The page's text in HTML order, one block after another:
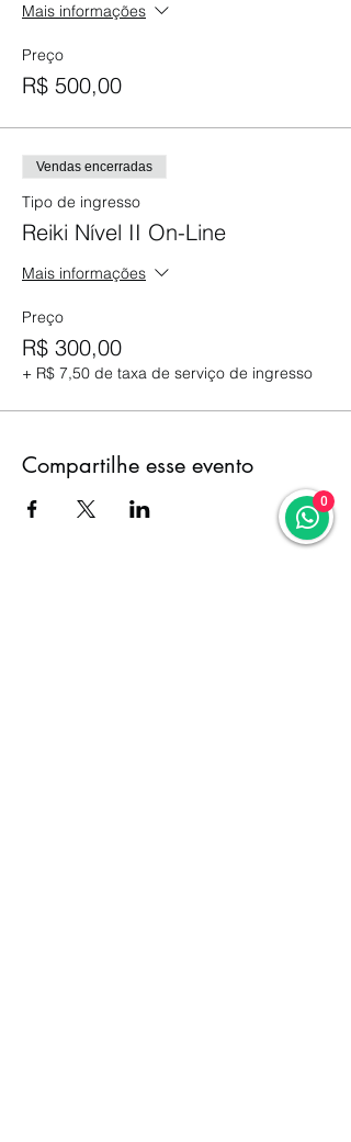
Mais informações
Preço
R$ 500,00
Vendas encerradas
Tipo de ingresso
Reiki Nível II On-Line
Mais informações
Preço
R$ 300,00
+ R$ 7,50 de taxa de serviço de ingresso
Compartilhe esse evento
0